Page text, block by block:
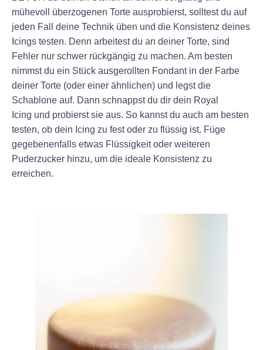
mühevoll überzogenen Torte ausprobierst, solltest du auf
jeden Fall deine Technik üben und die Konsistenz deines
Icings testen. Denn arbeitest du an deiner Torte, sind
Fehler nur schwer rückgängig zu machen. Am besten
nimmst du ein Stück ausgerollten Fondant in der Farbe
deiner Torte (oder einer ähnlichen) und legst die
Schablone auf. Dann schnappst du dir dein Royal
Icing und probierst sie aus. So kannst du auch am besten
testen, ob dein Icing zu fest oder zu flüssig ist. Füge
gegebenenfalls etwas Flüssigkeit oder weiteren
Puderzucker hinzu, um die ideale Konsistenz zu
erreichen.